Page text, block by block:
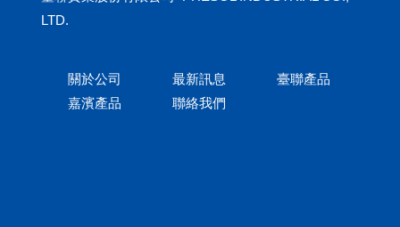
LTD.
關於公司 最新訊息
臺聯產品
嘉濱產品
聯絡我們